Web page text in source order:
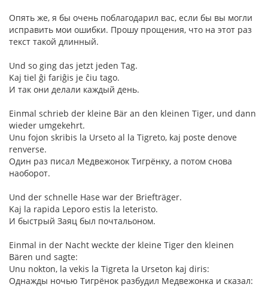
Опять же, я бы очень поблагодарил вас, если бы вы могли
исправить мои ошибки. Прошу прощения, что на этот раз
текст такой длинный.
Und so ging das jetzt jeden Tag.
Kaj tiel ĝi fariĝis je ĉiu tago.
И так они делали каждый день.
Einmal schrieb der kleine Bär an den kleinen Tiger, und dann
wieder umgekehrt.
Unu fojon skribis la Urseto al la Tigreto, kaj poste denove
renverse.
Один раз писал Медвежонок Тигрёнку, а потом снова
наоборот.
Und der schnelle Hase war der Briefträger.
Kaj la rapida Leporo estis la leteristo.
И быстрый Заяц был почтальоном.
Einmal in der Nacht weckte der kleine Tiger den kleinen
Bären und sagte:
Unu nokton, la vekis la Tigreta la Urseton kaj diris:
Однажды ночью Тигрёнок разбудил Медвежонка и сказал: